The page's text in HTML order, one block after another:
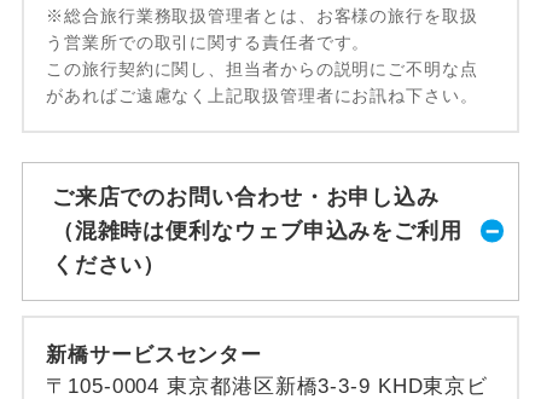
※総合旅行業務取扱管理者とは、お客様の旅行を取扱
う営業所での取引に関する責任者です。
この旅行契約に関し、担当者からの説明にご不明な点
があればご遠慮なく上記取扱管理者にお訊ね下さい。
ご来店でのお問い合わせ・お申し込み
（混雑時は便利なウェブ申込みをご利用
ください）
新橋サービスセンター
〒105-0004 東京都港区新橋3-3-9 KHD東京ビ